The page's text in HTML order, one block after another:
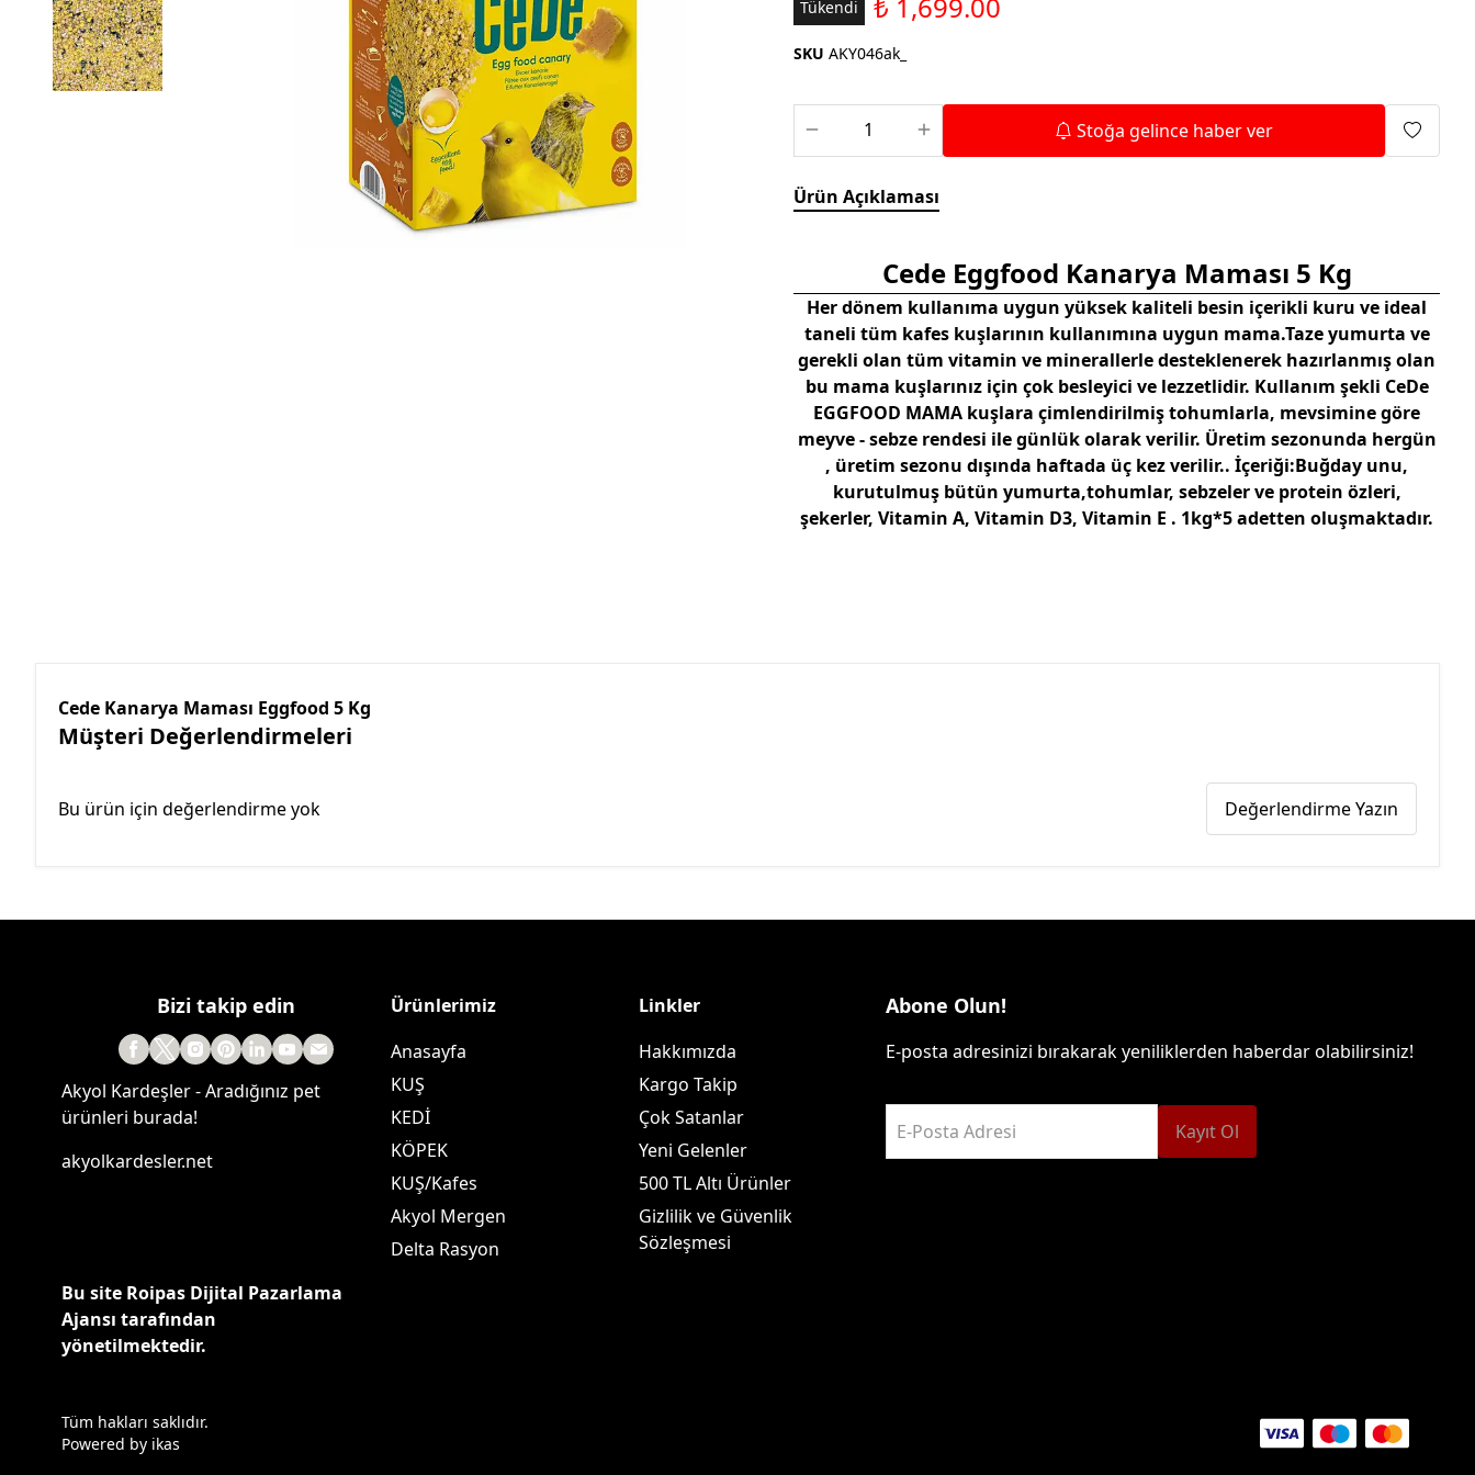
Saka ve Doğa Kuşu
Yemleri
Güvercin Yemleri
Kumlar
Mamalar
Krakerler
Kalamar Kemiği ve Gaga
Taşları
Aparatları
Isıtma Makineleri
Tükendi
SKU AKY046ak_
Stoğa gelince haber ver
Ürün Açıklaması
Cede Eggfood Kanarya Maması 5 Kg
Her dönem kullanıma uygun yüksek kaliteli besin içerikli kuru ve ideal
taneli tüm kafes kuşlarının kullanımına uygun mama.Taze yumurta ve
gerekli olan tüm vitamin ve minerallerle desteklenerek hazırlanmış olan
bu mama kuşlarınız için çok besleyici ve lezzetlidir. Kullanım şekli CeDe
EGGFOOD MAMA kuşlara çimlendirilmiş tohumlarla, mevsimine göre
meyve - sebze rendesi ile günlük olarak verilir. Üretim sezonunda hergün
, üretim sezonu dışında haftada üç kez verilir.. İçeriği:Buğday unu,
kurutulmuş bütün yumurta,tohumlar, sebzeler ve protein özleri,
şekerler, Vitamin A, Vitamin D3, Vitamin E . 1kg*5 adetten oluşmaktadır.
Cede Kanarya Maması Eggfood 5 Kg
Müşteri Değerlendirmeleri
Bu ürün için değerlendirme yok Değerlendirme Yazın
Bizi takip edin
Akyol Kardeşler - Aradığınız pet
ürünleri burada!
akyolkardesler.net
Bu site Roipas Dijital Pazarlama
Ajansı tarafından
yönetilmektedir.
Ürünlerimiz
Anasayfa
KUŞ
KEDİ
KÖPEK
KUŞ/Kafes
Akyol Mergen
Delta Rasyon
Linkler
Hakkımızda
Kargo Takip
Çok Satanlar
Yeni Gelenler
500 TL Altı Ürünler
Gizlilik ve Güvenlik
Sözleşmesi
Abone Olun!
E-posta adresinizi bırakarak yeniliklerden haberdar olabilirsiniz!
E-Posta Adresi Kayıt Ol
Tüm hakları saklıdır.
Powered by ikas